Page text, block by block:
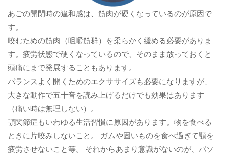
あごの開閉時の違和感は、筋肉が硬くなっているのが原因で
す。
咬むための筋肉（咀嚼筋群）を柔らかく緩める必要がありま
す。疲労状態で硬くなっているので、そのまま放っておくと
頭痛にまで発展することもあります。
バランスよく開くためのエクササイズも必要になりますが、
大きな動作で五十音を読み上げるだけでも効果はあります
（痛い時は無理しない）。
顎関節症もいわゆる生活習慣に原因があります。物を食べる
ときに片咬みしないこと。 ガムや固いものを食べ過ぎて顎を
疲労させないこと等。 それからあまり意識がないのが、パソ